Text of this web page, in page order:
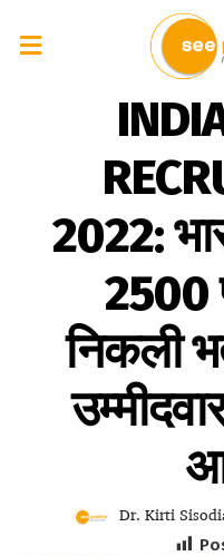
2022:
2500
निकली
Dr. Kirti